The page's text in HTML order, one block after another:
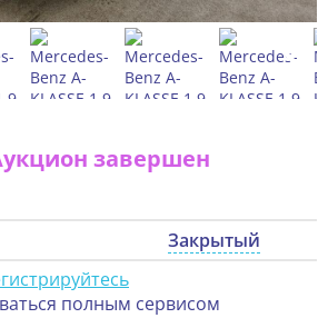
завершен
Закрытый
полным сервисом